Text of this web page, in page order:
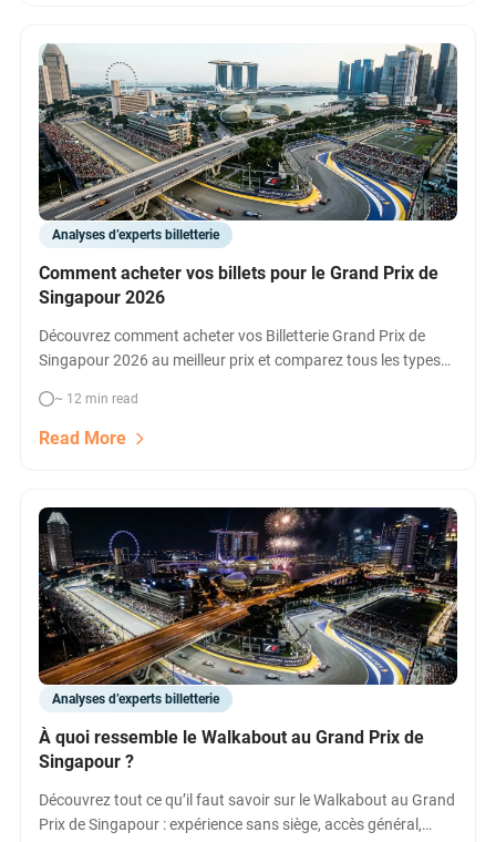
Analyses d’experts billetterie
Comment acheter vos billets pour le Grand Prix de
Singapour 2026
Découvrez comment acheter vos Billetterie Grand Prix de
Singapour 2026 au meilleur prix et comparez tous les types
et plus. Conseils, astuces et points clés pour vivre la F1 à
Marina Bay.
~ 12 min read
Read More
Analyses d’experts billetterie
À quoi ressemble le Walkabout au Grand Prix de
Singapour ?
Découvrez tout ce qu’il faut savoir sur le Walkabout au Grand
Prix de Singapour : expérience sans siège, accès général,